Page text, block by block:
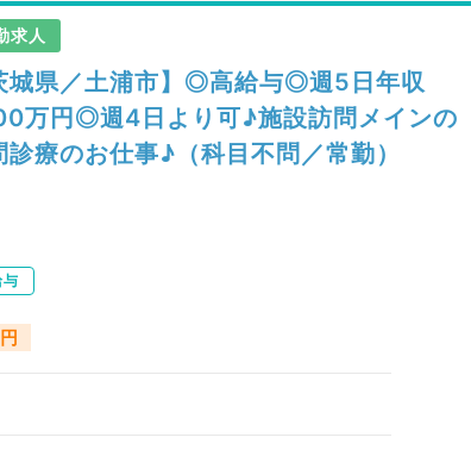
求人
城県／土浦市】◎高給与◎週5日年収
万円◎週4日より可♪施設訪問メインの
診療のお仕事♪（科目不問／常勤）
与